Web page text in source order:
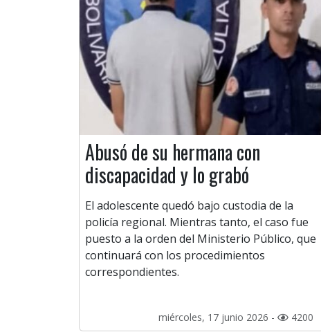
Abusó de su hermana con
discapacidad y lo grabó
El adolescente quedó bajo custodia de la
policía regional. Mientras tanto, el caso fue
puesto a la orden del Ministerio Público, que
continuará con los procedimientos
correspondientes.
miércoles, 17 junio 2026 - 4200